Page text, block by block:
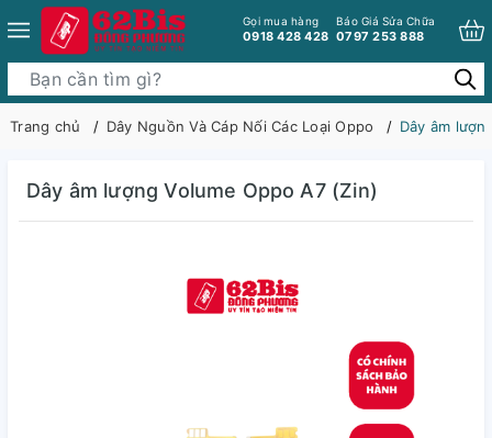
Gọi mua hàng
0918 428 428
Báo Giá Sửa Chữa
0797 253 888
Trang chủ Dây Nguồn Và Cáp Nối Các Loại Oppo Dây âm
Dây âm lượng Volume Oppo A7 (Zin)